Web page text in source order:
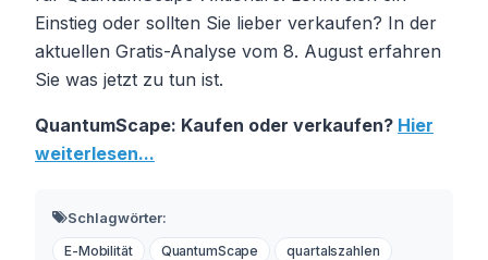
Einstieg oder sollten Sie lieber verkaufen? In der
aktuellen Gratis-Analyse vom 8. August erfahren
Sie was jetzt zu tun ist.
QuantumScape: Kaufen oder verkaufen? Hier
weiterlesen...
Schlagwörter:
E-Mobilität QuantumScape
quartalszahlen